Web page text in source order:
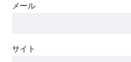
メール
サイト